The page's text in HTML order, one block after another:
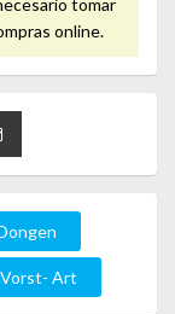
online.
Vorst- Art